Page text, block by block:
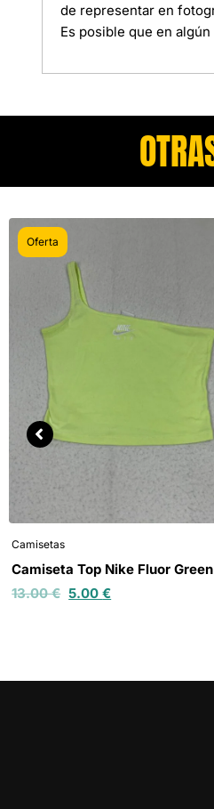
de representar en
Es posible que en
Oferta
Camisetas
Camiseta Top Nike Fluor
13.00€ 5.00€